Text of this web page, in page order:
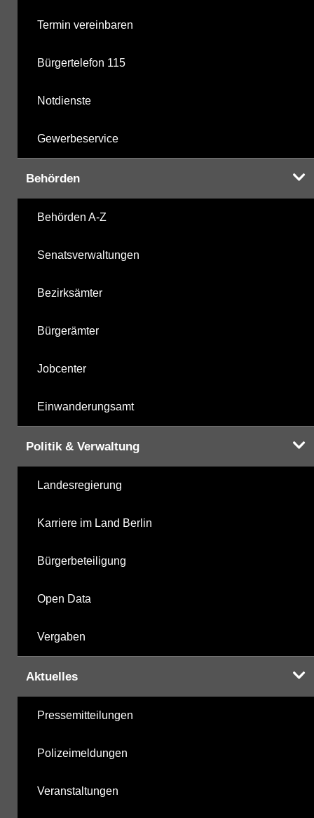
Organozinnverbindungen
PAK - Polyzyklische aromatische Kohlenwasserstoffe
Probenahmedaten nutzen Sie bitte die
Termin vereinbaren
Bürgertelefon 115
Notdienste
Gewerbeservice
Behörden
Behörden A-Z
Senatsverwaltungen
Bezirksämter
Bürgerämter
Jobcenter
Einwanderungsamt
Politik & Verwaltung
Landesregierung
Karriere im Land Berlin
Bürgerbeteiligung
Open Data
Vergaben
Aktuelles
Pressemitteilungen
Polizeimeldungen
Veranstaltungen